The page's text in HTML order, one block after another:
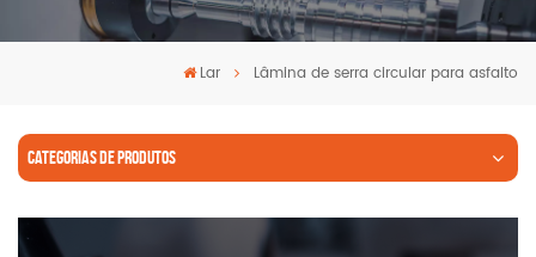
Lar Lâmina de serra circular para asfalto
CATEGORIAS DE PRODUTOS